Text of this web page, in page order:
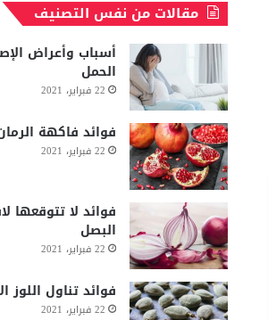
مقالات من نفس التصنيف
أسباب وأعراض
الحمل
22 فبراير، 2021
فوائد فاكهة
22 فبراير، 2021
فوائد لا تتوقعها
البصل
22 فبراير، 2021
فوائد تناول اللوز
22 فبراير، 2021